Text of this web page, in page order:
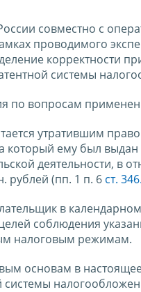
совместно с
проводимого
корректности
системы
по вопросам
утратившим
который ему был
деятельности, в
рублей (пп. 1 п. 6 ст.
в
соблюдения
налоговым режимам.
основам в
системы